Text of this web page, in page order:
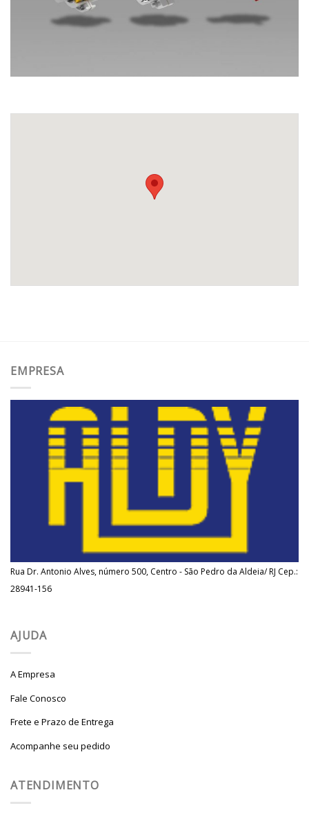
EMPRESA
Rua Dr. Antonio Alves, número 500, Centro - São Pedro da Aldeia/ RJ Cep.:
28941-156
AJUDA
A Empresa
Fale Conosco
Frete e Prazo de Entrega
Acompanhe seu pedido
ATENDIMENTO